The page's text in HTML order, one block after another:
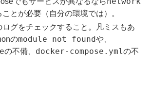
とが必要（自分の環境では）。
ログをチェックすること。凡ミスもあ
のmodule not foundや、
の不備、 docker-compose.ymlの不